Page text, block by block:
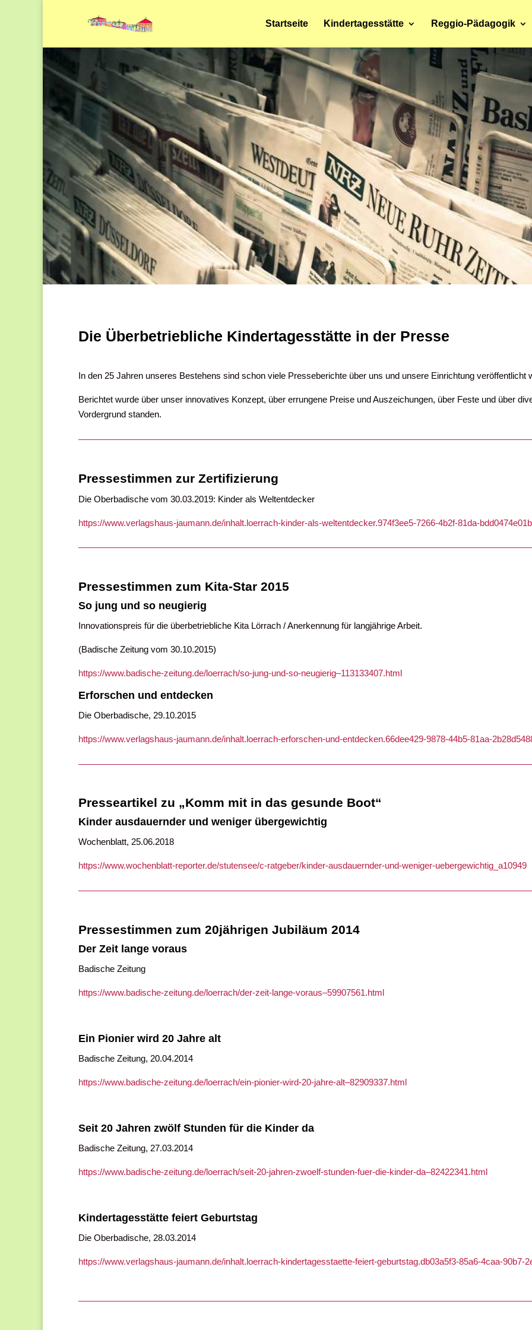
Startseite Kindertagesstätte Reggio-Pädagogik
Die Überbetriebliche Kindertagesstätte in der Presse
In den 25 Jahren unseres Bestehens sind schon viele Presseberichte über uns und unsere Einrichtung veröffentlicht
Berichtet wurde über unser innovatives Konzept, über errungene Preise und Auszeichungen, über Feste und über
Vordergrund standen.
Pressestimmen zur Zertifizierung
Die Oberbadische vom 30.03.2019: Kinder als Weltentdecker
https://www.verlagshaus-jaumann.de/inhalt.loerrach-kinder-als-weltentdecker.974f3ee5-7266-4b2f-81da-
Pressestimmen zum Kita-Star 2015
So jung und so neugierig
Innovationspreis für die überbetriebliche Kita Lörrach / Anerkennung für langjährige Arbeit.
(Badische Zeitung vom 30.10.2015)
https://www.badische-zeitung.de/loerrach/so-jung-und-so-neugierig–113133407.html
Erforschen und entdecken
Die Oberbadische, 29.10.2015
https://www.verlagshaus-jaumann.de/inhalt.loerrach-erforschen-und-entdecken.66dee429-9878-44b5-81aa-
Presseartikel zu „Komm mit in das gesunde Boot“
Kinder ausdauernder und weniger übergewichtig
Wochenblatt, 25.06.2018
https://www.wochenblatt-reporter.de/stutensee/c-ratgeber/kinder-ausdauernder-und-weniger-uebergewichtig_a10949
Pressestimmen zum 20jährigen Jubiläum 2014
Der Zeit lange voraus
Badische Zeitung
https://www.badische-zeitung.de/loerrach/der-zeit-lange-voraus–59907561.html
Ein Pionier wird 20 Jahre alt
Badische Zeitung, 20.04.2014
https://www.badische-zeitung.de/loerrach/ein-pionier-wird-20-jahre-alt–82909337.html
Seit 20 Jahren zwölf Stunden für die Kinder da
Badische Zeitung, 27.03.2014
https://www.badische-zeitung.de/loerrach/seit-20-jahren-zwoelf-stunden-fuer-die-kinder-da–82422341.html
Kindertagesstätte feiert Geburtstag
Die Oberbadische, 28.03.2014
https://www.verlagshaus-jaumann.de/inhalt.loerrach-kindertagesstaette-feiert-geburtstag.db03a5f3-85a6-4caa-90b7-